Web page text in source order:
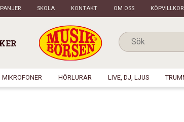
SKOLA KONTAKT OM OSS
MIKROFONER HÖRLURAR LIVE, DJ, LJUS